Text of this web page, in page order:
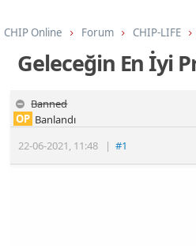
CHIP Online Forum CHIP-LIFE
Geleceğin En İyi
Banned
22-06-2021, 11:48 |#1
OP Banlandı